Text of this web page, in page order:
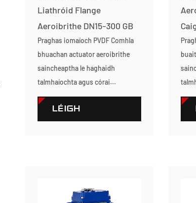
Liathróid Flange
Aeroibrithe DN15-300 GB
Praghas iomaíoch PVDF Comhla
bhuachan actuator aeroibrithe
saincheaptha le haghaidh
talmhaíochta agus córai...
LÉIGH